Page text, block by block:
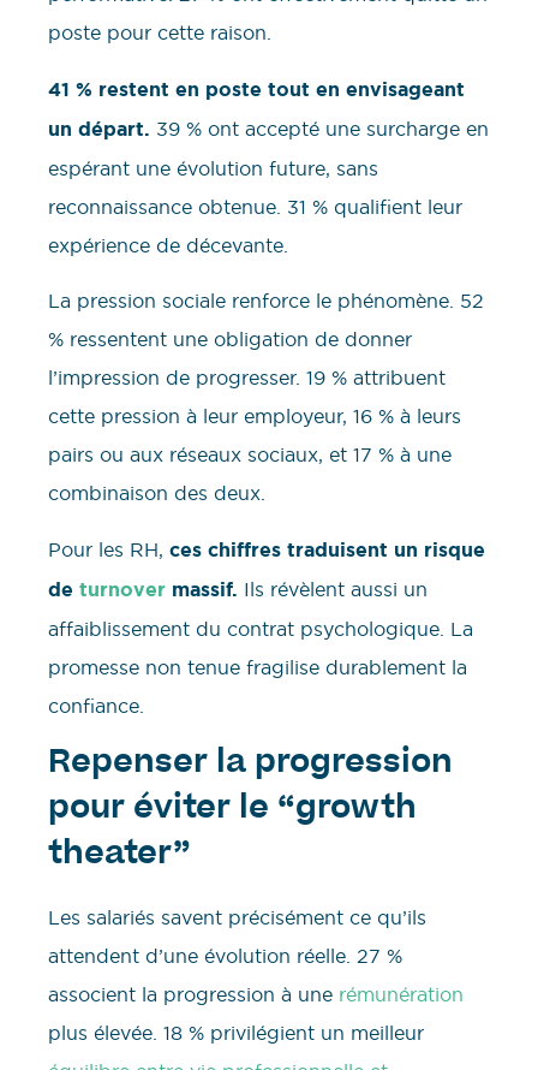
poste pour cette raison.
41 % restent en poste tout en envisageant
un départ. 39 % ont accepté une surcharge en
espérant une évolution future, sans
reconnaissance obtenue. 31 % qualifient leur
expérience de décevante.
La pression sociale renforce le phénomène. 52
% ressentent une obligation de donner
l’impression de progresser. 19 % attribuent
cette pression à leur employeur, 16 % à leurs
pairs ou aux réseaux sociaux, et 17 % à une
combinaison des deux.
Pour les RH, ces chiffres traduisent un risque
de turnover massif. Ils révèlent aussi un
affaiblissement du contrat psychologique. La
promesse non tenue fragilise durablement la
confiance.
Repenser la progression
pour éviter le “growth
theater”
Les salariés savent précisément ce qu’ils
attendent d’une évolution réelle. 27 %
associent la progression à une rémunération
plus élevée. 18 % privilégient un meilleur